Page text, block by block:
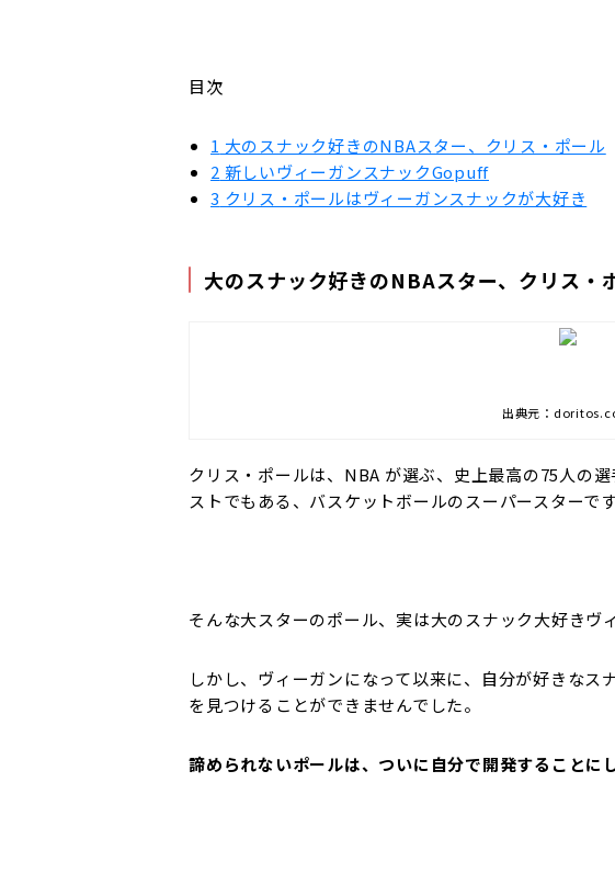
目次
1 大のスナック好きのNBAスター、クリス・ポール
2 新しいヴィーガンスナックGopuff
3 クリス・ポールはヴィーガンスナックが大好き
大のスナック好きのNBAスター、クリス・
出典元：
クリス・ポールは、NBA が選ぶ、史上最高の75人の
ストでもある、バスケットボールのスーパースターです
そんな大スターのポール、実は大のスナック大好きヴ
しかし、ヴィーガンになって以来に、自分が好きな
を見つけることができませんでした。
諦められないポールは、ついに自分で開発することに